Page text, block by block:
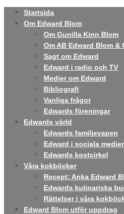
Startsida
Om Edward Blom
Om Gunilla Kinn Blom
Om AB Edward Blom &
Sagt om Edward
Edward i radio och TV
Medier om Edward
Bibliografi
Vanliga frågor
Edwards föreningar
Edwards värld
Edwards familjevapen
Edward i sociala medier
Edwards kostcirkel
Våra kokböcker
Recept: Anka Edward
Edwards kulinariska
Rättelser i våra
Edward Blom utför uppdrag